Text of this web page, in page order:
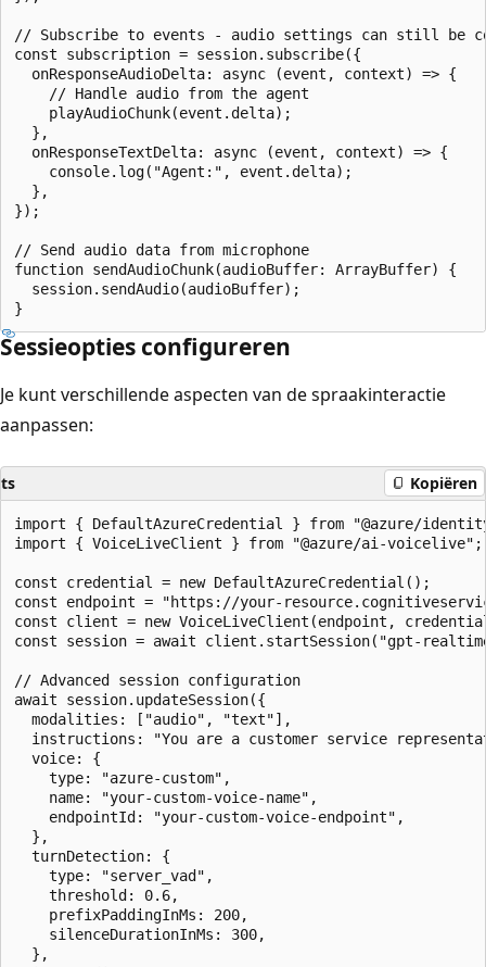
// Subscribe to events - audio settings can still be
const subscription = session.subscribe({
  onResponseAudioDelta: async (event, context) => {
    // Handle audio from the agent
    playAudioChunk(event.delta);
  },
  onResponseTextDelta: async (event, context) => {
    console.log("Agent:", event.delta);
  },
});
// Send audio data from microphone
function sendAudioChunk(audioBuffer: ArrayBuffer) {
  session.sendAudio(audioBuffer);
Sessieopties configureren
Je kunt verschillende aspecten van de spraakinteractie
aanpassen:
ts Kopiëren
import { DefaultAzureCredential } from "@azure/
import { VoiceLiveClient } from "@azure/ai-voicelive";
const credential = new DefaultAzureCredential();
const endpoint = "https://your-
const client = new VoiceLiveClient(endpoint,
const session = await client.startSession("gpt-
// Advanced session configuration
await session.updateSession({
  modalities: ["audio", "text"],
instructions: "You are a customer service
  voice: {
    type: "azure-custom",
    name: "your-custom-voice-name",
    endpointId: "your-custom-voice-endpoint",
  },
  turnDetection: {
    type: "server_vad",
    threshold: 0.6,
    prefixPaddingInMs: 200,
    silenceDurationInMs: 300,
  },